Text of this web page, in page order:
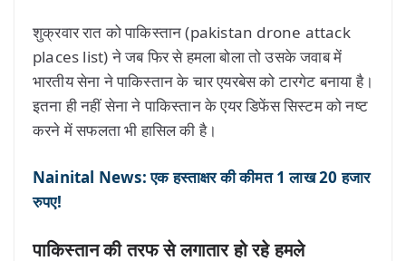
शुक्रवार रात को पाकिस्तान (pakistan drone attack
places list) ने जब फिर से हमला बोला तो उसके जवाब में
भारतीय सेना ने पाकिस्तान के चार एयरबेस को टारगेट बनाया है।
इतना ही नहीं सेना ने पाकिस्तान के एयर डिफेंस सिस्टम को नष्ट
करने में सफलता भी हासिल की है।
Nainital News: एक हस्ताक्षर की कीमत 1 लाख 20 हजार
रुपए!
पाकिस्तान की तरफ से लगातार हो रहे हमले